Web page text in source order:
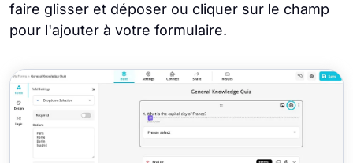
faire glisser et déposer ou cliquer sur le champ
pour l'ajouter à votre formulaire.